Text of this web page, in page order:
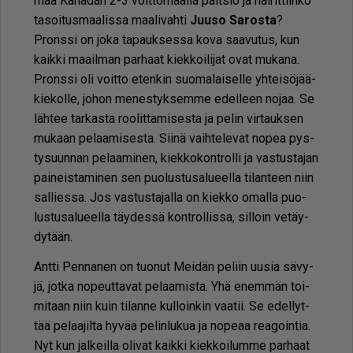
ta­soi­tus­maa­lis­sa maa­li­vah­ti Juu­so Sa­ros­ta?
Prons­si on joka ta­pauk­ses­sa kova saa­vu­tus, kun
kaik­ki maa­il­man par­haat kiek­koi­li­jat ovat mu­ka­na.
Prons­si oli voit­to eten­kin suo­ma­lai­sel­le yh­tei­sö­jää­
kie­kol­le, jo­hon me­nes­tyk­sem­me edel­leen no­jaa. Se
läh­tee tar­kas­ta roo­lit­ta­mi­ses­ta ja pe­lin vir­tauk­sen
mu­kaan pe­laa­mi­ses­ta. Sii­nä vaih­te­le­vat no­pea pys­
ty­suun­nan pe­laa­mi­nen, kiek­ko­kont­rol­li ja vas­tus­ta­jan
pai­neis­ta­mi­nen sen puo­lus­tu­sa­lu­eel­la ti­lan­teen niin
sal­lies­sa. Jos vas­tus­ta­jal­la on kiek­ko omal­la puo­
lus­tu­sa­lu­eel­la täy­des­sä kont­rol­lis­sa, sil­loin ve­täy­
dy­tään.
Ant­ti Pen­na­nen on tuo­nut Mei­dän pe­liin uu­sia sä­vy­
jä, jot­ka no­peut­ta­vat pe­laa­mis­ta. Yhä enem­män toi­
mi­taan niin kuin ti­lan­ne kul­loin­kin vaa­tii. Se edel­lyt­
tää pe­laa­jil­ta hy­vää pe­lin­lu­kua ja no­pe­aa re­a­goin­tia.
Nyt kun jal­keil­la oli­vat kaik­ki kiek­koi­lum­me par­haat